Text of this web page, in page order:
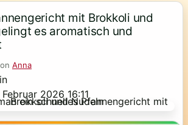
mit Brokkoli und
es aromatisch und
Anna
2026 16:11